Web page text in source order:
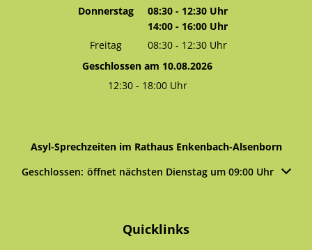
Von 08:30 bis 12:30 Uhr
Donnerstag 08:30- 12:30Uhr
Von 08:30 bis 12:30 Uhr
14:00- 16:00Uhr
Von 14:00 bis 16:00 Uhr
Freitag 08:30 - 12:30 Uhr
Von 08:30 bis 12:30 Uhr
Geschlossen am 10.08.2026
12:30- 18:00Uhr
Asyl-Sprechzeiten im Rathaus Enkenbach-Alsenborn
Klicken, um weitere Öffnungs- oder Schließzeiten
Geschlossen: öffnet nächsten Dienstag um 09:00 Uhr
Quicklinks